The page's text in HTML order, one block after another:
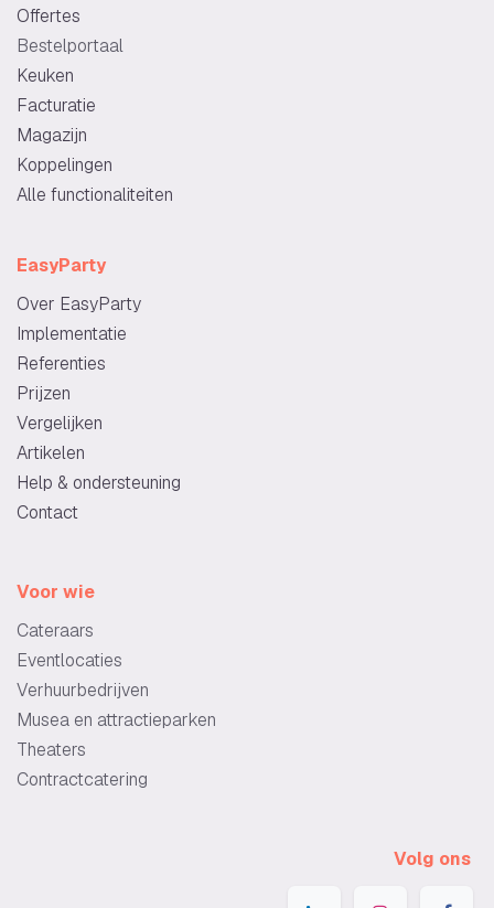
Offertes
Bestelportaal
Keuken
Facturatie
Magazijn
Koppelingen
Alle functionaliteiten
EasyParty
Over EasyParty
Implementatie
Referenties
Prijzen
Vergelijken
Artikelen
Help & ondersteuning
Contact
Voor wie
Cateraars
Eventlocaties
Verhuurbedrijven
Musea en attractieparken
Theaters
Contractcatering
Volg ons